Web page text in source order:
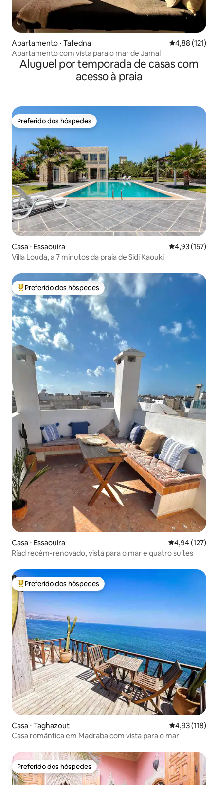
Apartamento ⋅ Tafedna 4,88 de uma
4,88 (121)
Apartamento com vista para o mar de Jamal
Aluguel por temporada de casas com
acesso à praia
Preferido dos hóspedes
Preferido dos hóspedes
Casa ⋅ Essaouira 4,93 de uma
4,93 (157)
Villa Louda, a 7 minutos da praia de Sidi Kaouki
Entre os melhores preferidos dos hóspedes
Preferido dos hóspedes
Casa ⋅ Essaouira 4,94 de uma
4,94 (127)
Ríad recém-renovado, vista para o mar e quatro suítes
Entre os melhores preferidos dos hóspedes
Preferido dos hóspedes
Casa ⋅ Taghazout 4,93 de uma
4,93 (118)
Casa romântica em Madraba com vista para o mar
Preferido dos hóspedes
Preferido dos hóspedes